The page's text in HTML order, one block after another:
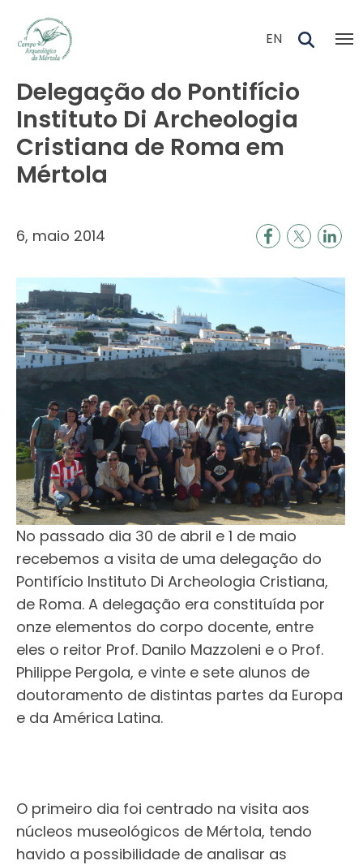
EN
Delegação do Pontifício
Instituto Di Archeologia
Cristiana de Roma em
Mértola
6, maio 2014
No passado dia 30 de abril e 1 de maio
recebemos a visita de uma delegação do
Pontifício Instituto Di Archeologia Cristiana,
de Roma. A delegação era constituída por
onze elementos do corpo docente, entre
eles o reitor Prof. Danilo Mazzoleni e o Prof.
Philippe Pergola, e vinte e sete alunos de
doutoramento de distintas partes da Europa
e da América Latina.
O primeiro dia foi centrado na visita aos
núcleos museológicos de Mértola, tendo
havido a possibilidade de analisar as